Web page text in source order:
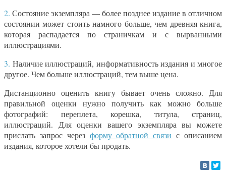
2. Состояние экземпляра — более позднее издание в отличном
состоянии может стоить намного больше, чем древняя книга,
которая распадается по страничкам и с вырванными
иллюстрациями.
3. Наличие иллюстраций, информативность издания и многое
другое. Чем больше иллюстраций, тем выше цена.
Дистанционно оценить книгу бывает очень сложно. Для
правильной оценки нужно получить как можно больше
фотографий: переплета, корешка, титула, страниц,
иллюстраций. Для оценки вашего экземпляра вы можете
прислать запрос через форму обратной связи с описанием
издания, которое хотели бы продать.